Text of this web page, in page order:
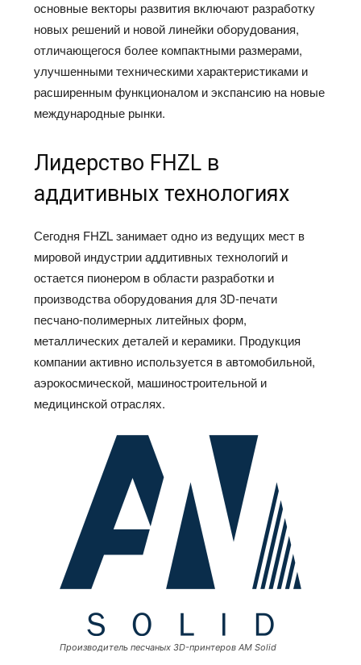
основные векторы развития включают разработку
новых решений и новой линейки оборудования,
отличающегося более компактными размерами,
улучшенными техническими характеристиками и
расширенным функционалом и экспансию на новые
международные рынки.
Лидерство FHZL в
аддитивных технологиях
Сегодня FHZL занимает одно из ведущих мест в
мировой индустрии аддитивных технологий и
остается пионером в области разработки и
производства оборудования для 3D-печати
песчано-полимерных литейных форм,
металлических деталей и керамики. Продукция
компании активно используется в автомобильной,
аэрокосмической, машиностроительной и
медицинской отраслях.
Производитель песчаных 3D-принтеров AM Solid